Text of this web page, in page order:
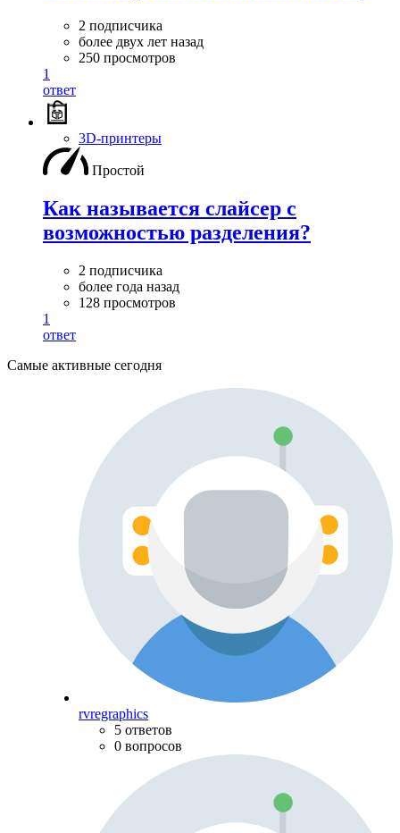
2 подписчика
более двух лет назад
250 просмотров
1
ответ
3D-принтеры
Простой
Как называется слайсер с
возможностью разделения?
2 подписчика
более года назад
128 просмотров
1
ответ
Самые активные сегодня
rvregraphics
5 ответов
0 вопросов